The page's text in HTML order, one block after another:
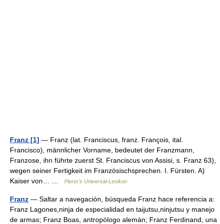
Franz [1] — Franz (lat. Franciscus, franz. François, ital.
Francisco), männlicher Vorname, bedeutet der Franzmann,
Franzose, ihn führte zuerst St. Franciscus von Assisi, s. Franz 63),
wegen seiner Fertigkeit im Französischsprechen. I. Fürsten. A)
Kaiser von… …
Pierer's Universal-Lexikon
Franz — Saltar a navegación, búsqueda Franz hace referencia a:
Franz Lagones,ninja de especialidad en taijutsu,ninjutsu y manejo
de armas; Franz Boas, antropólogo alemán; Franz Ferdinand, una